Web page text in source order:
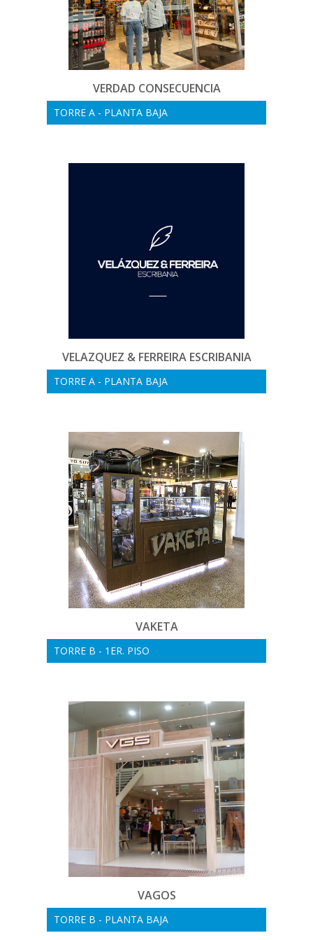
VERDAD CONSECUENCIA
TORRE A - PLANTA BAJA
VELAZQUEZ & FERREIRA ESCRIBANIA
TORRE A - PLANTA BAJA
VAKETA
TORRE B - 1ER. PISO
VAGOS
TORRE B - PLANTA BAJA